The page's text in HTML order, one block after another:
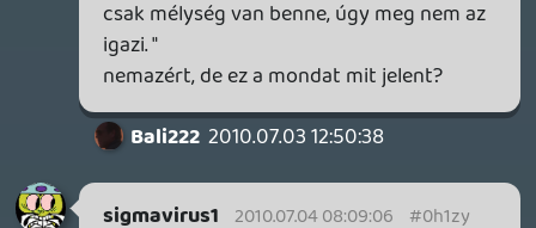
tényleg perfekt, úgy, ahogy van.
bp 2010.07.03 12:41:03
bp 2010.07.03 12:41:03 #0h1zs
Én konkrétan nem hittem a szememnek
forgattam jobbra, balra, akkor is működött
(főként hogy az adott demoban az volt a